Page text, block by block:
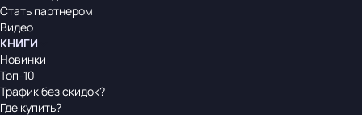
Стать партнером
Видео
КНИГИ
Новинки
Топ-10
Трафик без скидок?
Где купить?